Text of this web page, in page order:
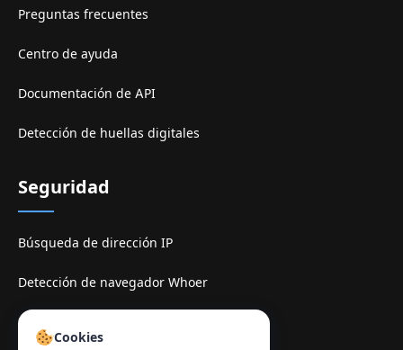
Preguntas frecuentes
Centro de ayuda
Documentación de API
Detección de huellas digitales
Seguridad
Búsqueda de dirección IP
Detección de navegador Whoer
Sitio de espelhe TamilMV
Cookies